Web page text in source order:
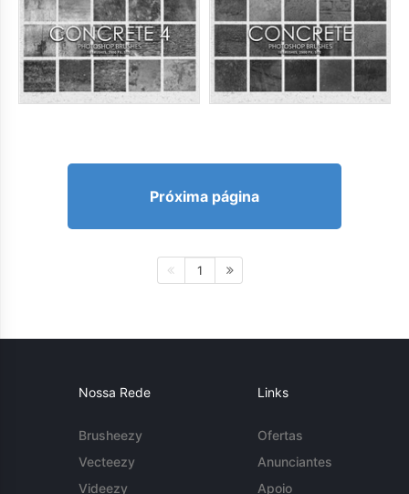
Próxima página
1
Nossa Rede
Brusheezy
Vecteezy
Videezy
Links
Ofertas
Anunciantes
Apoio